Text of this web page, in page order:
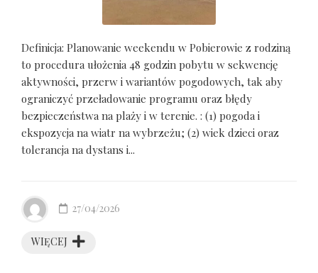
Definicja: Planowanie weekendu w Pobierowie z rodziną
to procedura ułożenia 48 godzin pobytu w sekwencję
aktywności, przerw i wariantów pogodowych, tak aby
ograniczyć przeładowanie programu oraz błędy
bezpieczeństwa na plaży i w terenie. : (1) pogoda i
ekspozycja na wiatr na wybrzeżu; (2) wiek dzieci oraz
tolerancja na dystans i...
WIĘCEJ
27/04/2026